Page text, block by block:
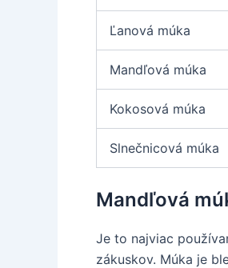
Ľanová múka
Mandľová múka
Kokosová múka
Slnečnicová múka
Mandľová
Je to najviac
zákuskov. Múka je